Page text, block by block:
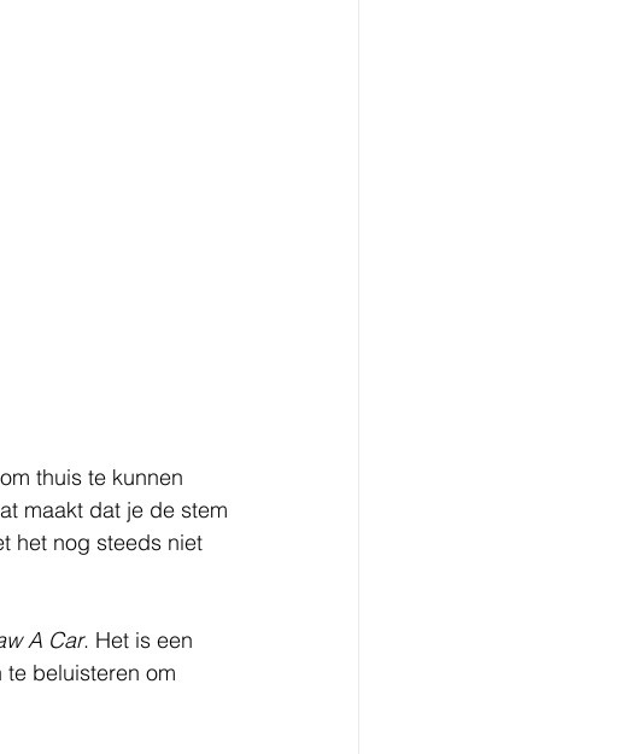
thuis te kunnen
maakt dat je de stem
het nog steeds niet
A Car. Het is een
beluisteren om